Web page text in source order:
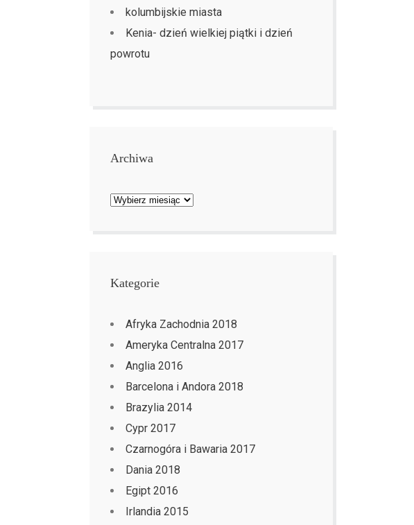
kolumbijskie miasta
Kenia- dzień wielkiej piątki i dzień
powrotu
Archiwa
Archiwa
Kategorie
Afryka Zachodnia 2018
Ameryka Centralna 2017
Anglia 2016
Barcelona i Andora 2018
Brazylia 2014
Cypr 2017
Czarnogóra i Bawaria 2017
Dania 2018
Egipt 2016
Irlandia 2015